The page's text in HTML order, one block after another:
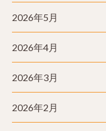
2026年5月
2026年4月
2026年3月
2026年2月